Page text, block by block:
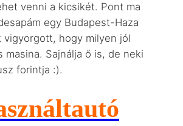
venni a kicsikét. Pont ma
egy Budapest-Haza
vigyorgott, hogy milyen jól
masina. Sajnálja ő is, de neki
forintja :).